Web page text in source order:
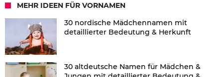
MEHR IDEEN FÜR VORNAMEN
30 nordische Mädchennamen mit
detaillierter Bedeutung & Herkunft
30 altdeutsche Namen für Mädchen &